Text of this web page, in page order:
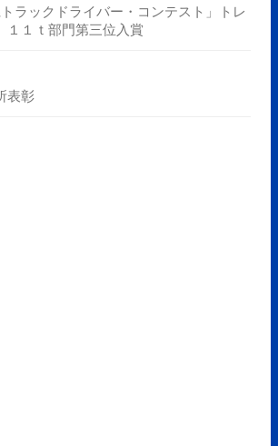
トラックドライバー・コンテスト」トレ
１１ｔ部門第三位入賞
表彰